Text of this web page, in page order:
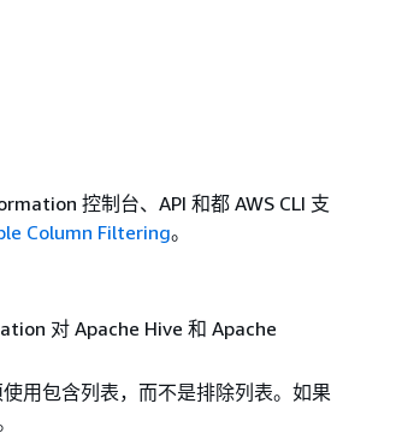
控制台、API 和都 AWS CLI 支
Column Filtering。
对 Apache Hive 和 Apache
使用包含列表，而不是排除列表。如果